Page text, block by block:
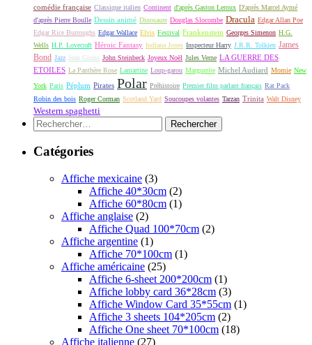
comédie française Classique italien Continent d'après Gaston Leroux D'après Marcel Aymé
d'après Pierre Boulle Dessin animé Dinosaure Douglas Slocombe Dracula Edgar Allan Poe
Edgar Rice Burroughs Edgar Wallace Elvis Festival Frankenstein Georges Simenon H.G.
Wells H.P. Lovecraft Héroic Fantasy Indiana Jones Inspecteur Harry J.R.R. Tolkien James
Bond Jazz Jean Giono John Steinbeck Joyeux Noël Jules Verne LA GUERRE DES
ETOILES La Panthère Rose Lamartine Loup-garou Marguerite Michel Audiard Momie New
York Paris Péplum Pirates Polar Préhistoire Premier film parlant français Rat Pack
Robin des bois Roger Corman Scotland Yard Soucoupes volantes Tarzan Trinita Walt Disney
Western spaghetti
Rechercher :
Catégories
Affiche mexicaine (3)
Affiche 40*30cm (2)
Affiche 60*80cm (1)
Affiche anglaise (2)
Affiche Quad 100*70cm (2)
Affiche argentine (1)
Affiche 70*100cm (1)
Affiche américaine (25)
Affiche 6-sheet 200*200cm (1)
Affiche lobby card 36*28cm (3)
Affiche Window Card 35*55cm (1)
Affiche 3 sheets 104*205cm (2)
Affiche One sheet 70*100cm (18)
Affiche italienne (27)